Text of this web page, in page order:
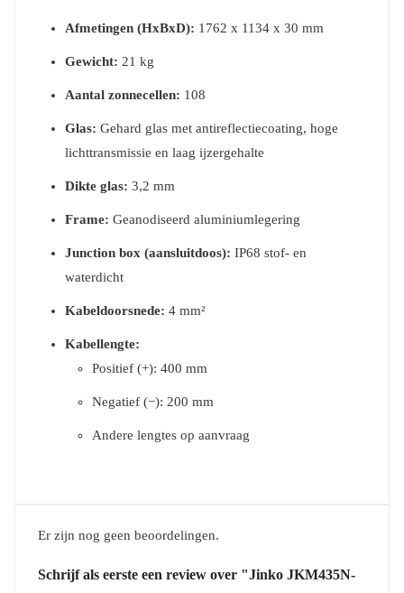
Afmetingen (HxBxD): 1762 x 1134 x 30 mm
Gewicht: 21 kg
Aantal zonnecellen: 108
Glas: Gehard glas met antireflectiecoating, hoge
lichttransmissie en laag ijzergehalte
Dikte glas: 3,2 mm
Frame: Geanodiseerd aluminiumlegering
Junction box (aansluitdoos): IP68 stof- en
waterdicht
Kabeldoorsnede: 4 mm²
Kabellengte:
Positief (+): 400 mm
Negatief (−): 200 mm
Andere lengtes op aanvraag
Er zijn nog geen beoordelingen.
Schrijf als eerste een review over "Jinko JKM435N-